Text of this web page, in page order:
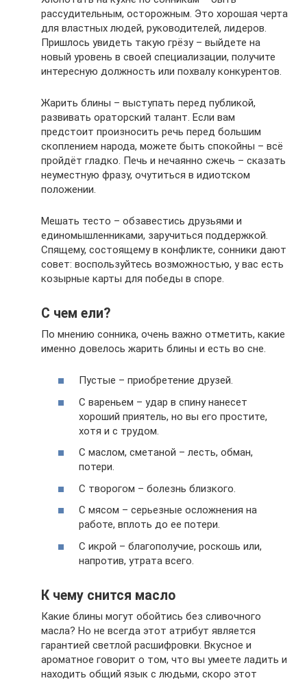
рассудительным, осторожным. Это хорошая черта
для властных людей, руководителей, лидеров.
Пришлось увидеть такую грёзу – выйдете на
новый уровень в своей специализации, получите
интересную должность или похвалу конкурентов.
Жарить блины – выступать перед публикой,
развивать ораторский талант. Если вам
предстоит произносить речь перед большим
скоплением народа, можете быть спокойны – всё
пройдёт гладко. Печь и нечаянно сжечь – сказать
неуместную фразу, очутиться в идиотском
положении.
Мешать тесто – обзавестись друзьями и
единомышленниками, заручиться поддержкой.
Спящему, состоящему в конфликте, сонники дают
совет: воспользуйтесь возможностью, у вас есть
козырные карты для победы в споре.
С чем ели?
По мнению сонника, очень важно отметить, какие
именно довелось жарить блины и есть во сне.
Пустые – приобретение друзей.
С вареньем – удар в спину нанесет
хороший приятель, но вы его простите,
хотя и с трудом.
С маслом, сметаной – лесть, обман,
потери.
С творогом – болезнь близкого.
С мясом – серьезные осложнения на
работе, вплоть до ее потери.
С икрой – благополучие, роскошь или,
напротив, утрата всего.
К чему снится масло
Какие блины могут обойтись без сливочного
масла? Но не всегда этот атрибут является
гарантией светлой расшифровки. Вкусное и
ароматное говорит о том, что вы умеете ладить и
находить общий язык с людьми, скоро этот